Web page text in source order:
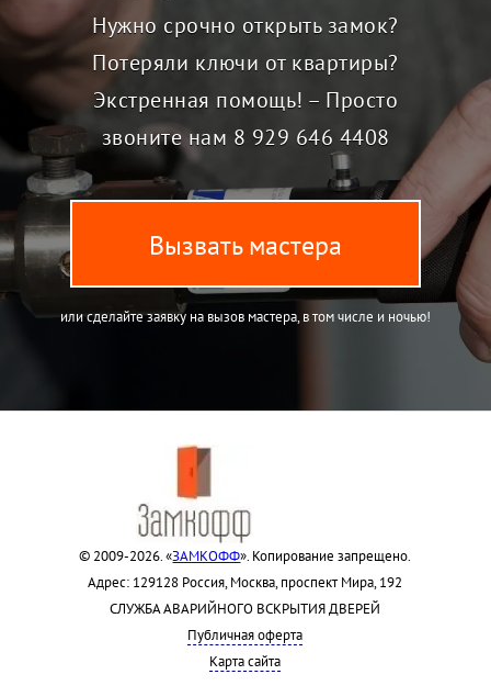
Нужно срочно открыть замок?
Потеряли ключи от квартиры?
Экстренная помощь! – Просто
звоните нам 8 929 646 4408
Вызвать мастера
или сделайте заявку на вызов мастера, в том числе и ночью!
© 2009-2026. «ЗАМКОФФ». Копирование запрещено.
Адрес: 129128 Россия, Москва, проспект Мира, 192
СЛУЖБА АВАРИЙНОГО ВСКРЫТИЯ ДВЕРЕЙ
Публичная оферта
Карта сайта